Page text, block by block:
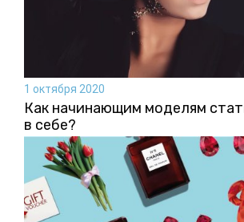
1 октября 2020
Как начинающим моделям
в себе?